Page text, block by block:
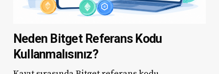
Neden Bitget Referans Kodu
Kullanmalısınız?